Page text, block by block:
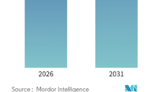
Imagen © Mordor Intelligence.